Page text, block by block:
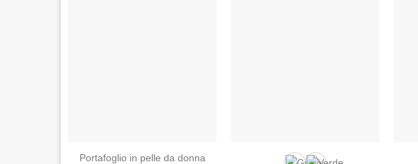
Portafoglio in pelle da donna